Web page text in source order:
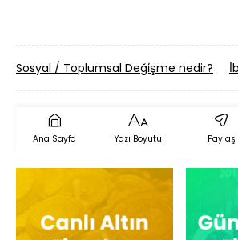
Sosyal / Toplumsal Deği̇şme nedir?
Ana Sayfa Yazı Boyutu Paylaş